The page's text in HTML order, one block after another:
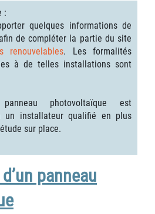
:
quelques informations de
de compléter la partie du site
renouvelables. Les formalités
à de telles installations sont
panneau photovoltaïque est
un installateur qualifié en plus
sur place.
panneau